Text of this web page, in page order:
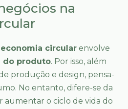
na
economia circular envolve
do produto. Por isso, além
produção e design, pensa-
No entanto, difere-se da
aumentar o ciclo de vida do